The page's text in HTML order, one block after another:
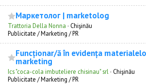
Mаркетолог | marketolog
Trattoria Della Nonna · Chişinău
Publicitate / Marketing / PR
Funcționar/ă în evidența
marketing
Ics "coca-cola imbuteliere chisinau" srl · Chişinău
Publicitate / Marketing / PR